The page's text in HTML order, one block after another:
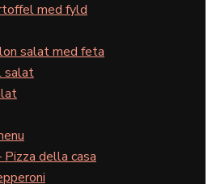
med fyld
salat med feta
salat
Pizza della casa